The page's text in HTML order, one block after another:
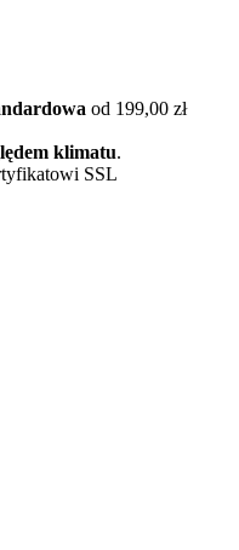
od 199,00 zł
klimatu.
SSL